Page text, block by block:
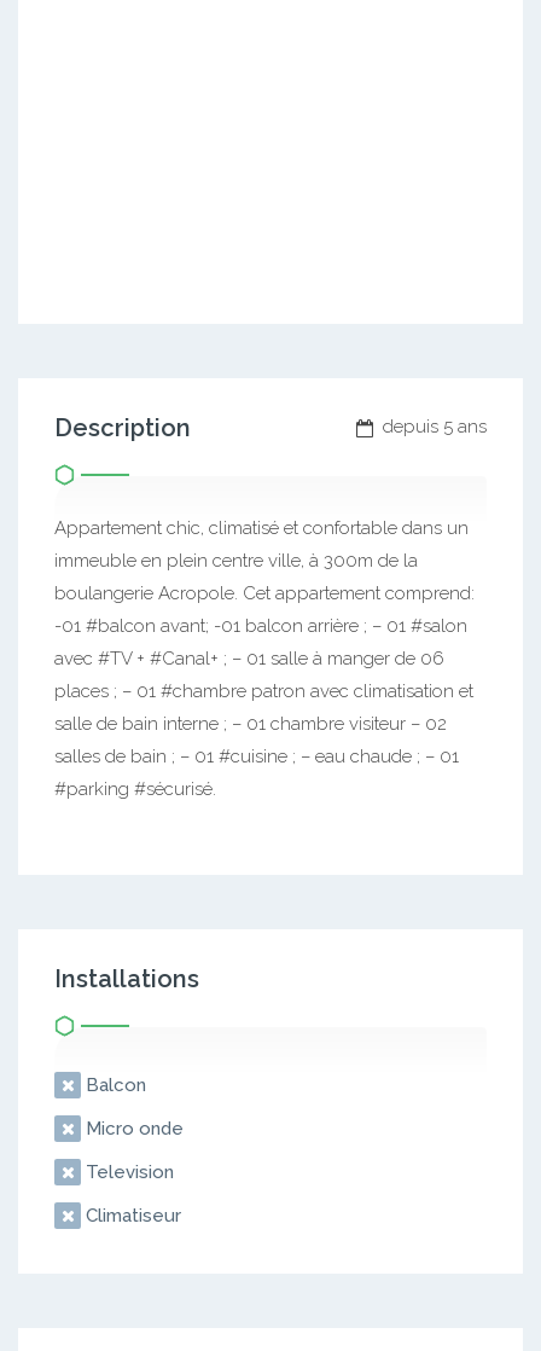
depuis 5 ans
Description
Appartement chic, climatisé et confortable dans un
immeuble en plein centre ville, à 300m de la
boulangerie Acropole. Cet appartement comprend:
-01 #balcon avant; -01 balcon arrière ; – 01 #salon
avec #TV + #Canal+ ; – 01 salle à manger de 06
places ; – 01 #chambre patron avec climatisation et
salle de bain interne ; – 01 chambre visiteur – 02
salles de bain ; – 01 #cuisine ; – eau chaude ; – 01
#parking #sécurisé.
Installations
Balcon
Micro onde
Television
Climatiseur